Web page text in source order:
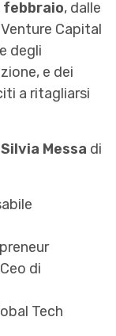
febbraio, dalle
Capital
degli
e dei
a ritagliarsi
Silvia Messa di
di
Tech